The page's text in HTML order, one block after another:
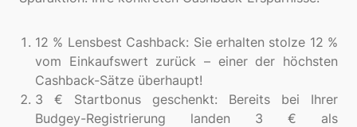
12 % Lensbest Cashback: Sie erhalten stolze 12 %
vom Einkaufswert zurück – einer der höchsten
Cashback-Sätze überhaupt!
3 € Startbonus geschenkt: Bereits bei Ihrer
Budgey-Registrierung landen 3 € als